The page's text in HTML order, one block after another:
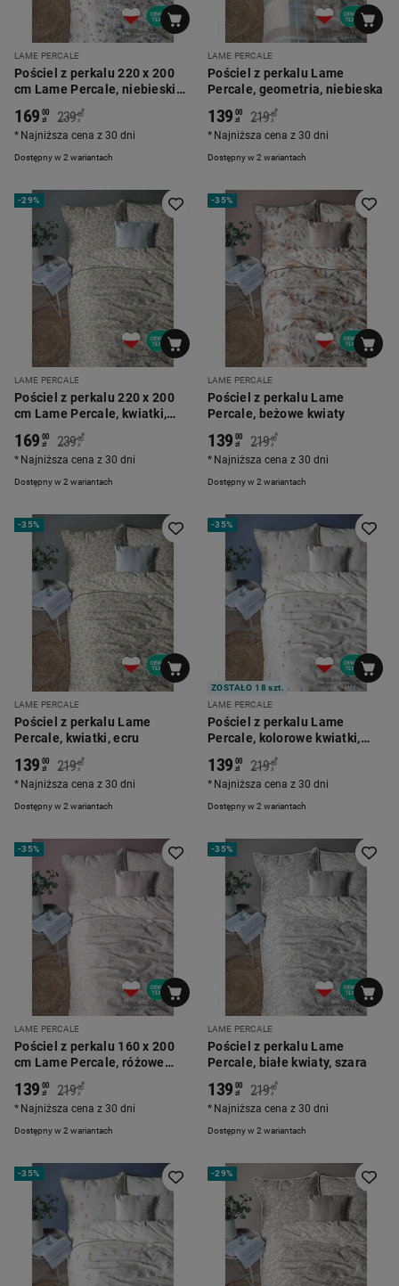
LAME PERCALE
Pościel z perkalu 220 x 200
cm Lame Percale, niebieskie
Dostępny w 2 wariantach
169 00
zł 239 00
zł
*
Najniższa cena z 30 dni
LAME PERCALE
Pościel z perkalu Lame
Percale, geometria, niebieska
Dostępny w 2 wariantach
139 00
zł 219 00
zł
*
Najniższa cena z 30 dni
-29%
LAME PERCALE
Pościel z perkalu 220 x 200
cm Lame Percale, kwiatki,
Dostępny w 2 wariantach
169 00
zł 239 00
zł
*
Najniższa cena z 30 dni
-35%
LAME PERCALE
Pościel z perkalu Lame
Percale, beżowe kwiaty
Dostępny w 2 wariantach
139 00
zł 219 00
zł
*
Najniższa cena z 30 dni
-35%
LAME PERCALE
Pościel z perkalu Lame
Percale, kwiatki, ecru
Dostępny w 2 wariantach
139 00
zł 219 00
zł
*
Najniższa cena z 30 dni
-35%
ZOSTAŁO 18 szt.
LAME PERCALE
Pościel z perkalu Lame
Percale, kolorowe kwiatki,
Dostępny w 2 wariantach
139 00
zł 219 00
zł
*
Najniższa cena z 30 dni
-35%
LAME PERCALE
Pościel z perkalu 160 x 200
cm Lame Percale, różowe
Dostępny w 2 wariantach
139 00
zł 219 00
zł
*
Najniższa cena z 30 dni
-35%
LAME PERCALE
Pościel z perkalu Lame
Percale, białe kwiaty, szara
Dostępny w 2 wariantach
139 00
zł 219 00
zł
*
Najniższa cena z 30 dni
-35% -29%